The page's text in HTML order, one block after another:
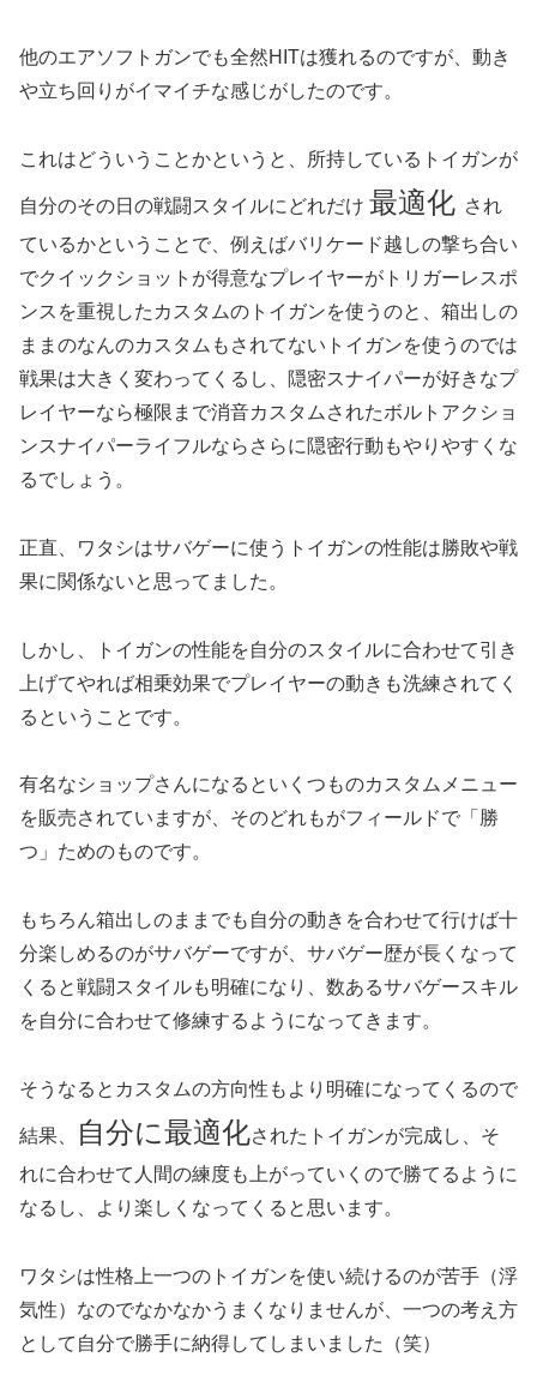
他のエアソフトガンでも全然HITは獲れるのですが、動き
や立ち回りがイマイチな感じがしたのです。
これはどういうことかというと、所持しているトイガンが
自分のその日の戦闘スタイルにどれだけ 最適化 され
ているかということで、例えばバリケード越しの撃ち合い
でクイックショットが得意なプレイヤーがトリガーレスポ
ンスを重視したカスタムのトイガンを使うのと、箱出しの
ままのなんのカスタムもされてないトイガンを使うのでは
戦果は大きく変わってくるし、隠密スナイパーが好きなプ
レイヤーなら極限まで消音カスタムされたボルトアクショ
ンスナイパーライフルならさらに隠密行動もやりやすくな
るでしょう。
正直、ワタシはサバゲーに使うトイガンの性能は勝敗や戦
果に関係ないと思ってました。
しかし、トイガンの性能を自分のスタイルに合わせて引き
上げてやれば相乗効果でプレイヤーの動きも洗練されてく
るということです。
有名なショップさんになるといくつものカスタムメニュー
を販売されていますが、そのどれもがフィールドで「勝
つ」ためのものです。
もちろん箱出しのままでも自分の動きを合わせて行けば十
分楽しめるのがサバゲーですが、サバゲー歴が長くなって
くると戦闘スタイルも明確になり、数あるサバゲースキル
を自分に合わせて修練するようになってきます。
そうなるとカスタムの方向性もより明確になってくるので
結果、 自分に最適化されたトイガンが完成し、そ
れに合わせて人間の練度も上がっていくので勝てるように
なるし、より楽しくなってくると思います。
ワタシは性格上一つのトイガンを使い続けるのが苦手（浮
気性）なのでなかなかうまくなりませんが、一つの考え方
として自分で勝手に納得してしまいました（笑）